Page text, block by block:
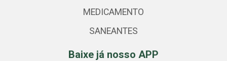
MEDICAMENTO
SANEANTES
Baixe já nosso APP